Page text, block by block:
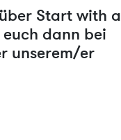
Start with a
dann bei
unserem/er